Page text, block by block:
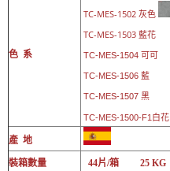
色 系
TC-MES-1502 灰色
TC-MES-1503 藍花
TC-MES-1504 可可
TC-MES-1506 藍
TC-MES-1507 黑
TC-MES-1500-F1白花
產 地
裝箱數量
44片/箱 25 KG